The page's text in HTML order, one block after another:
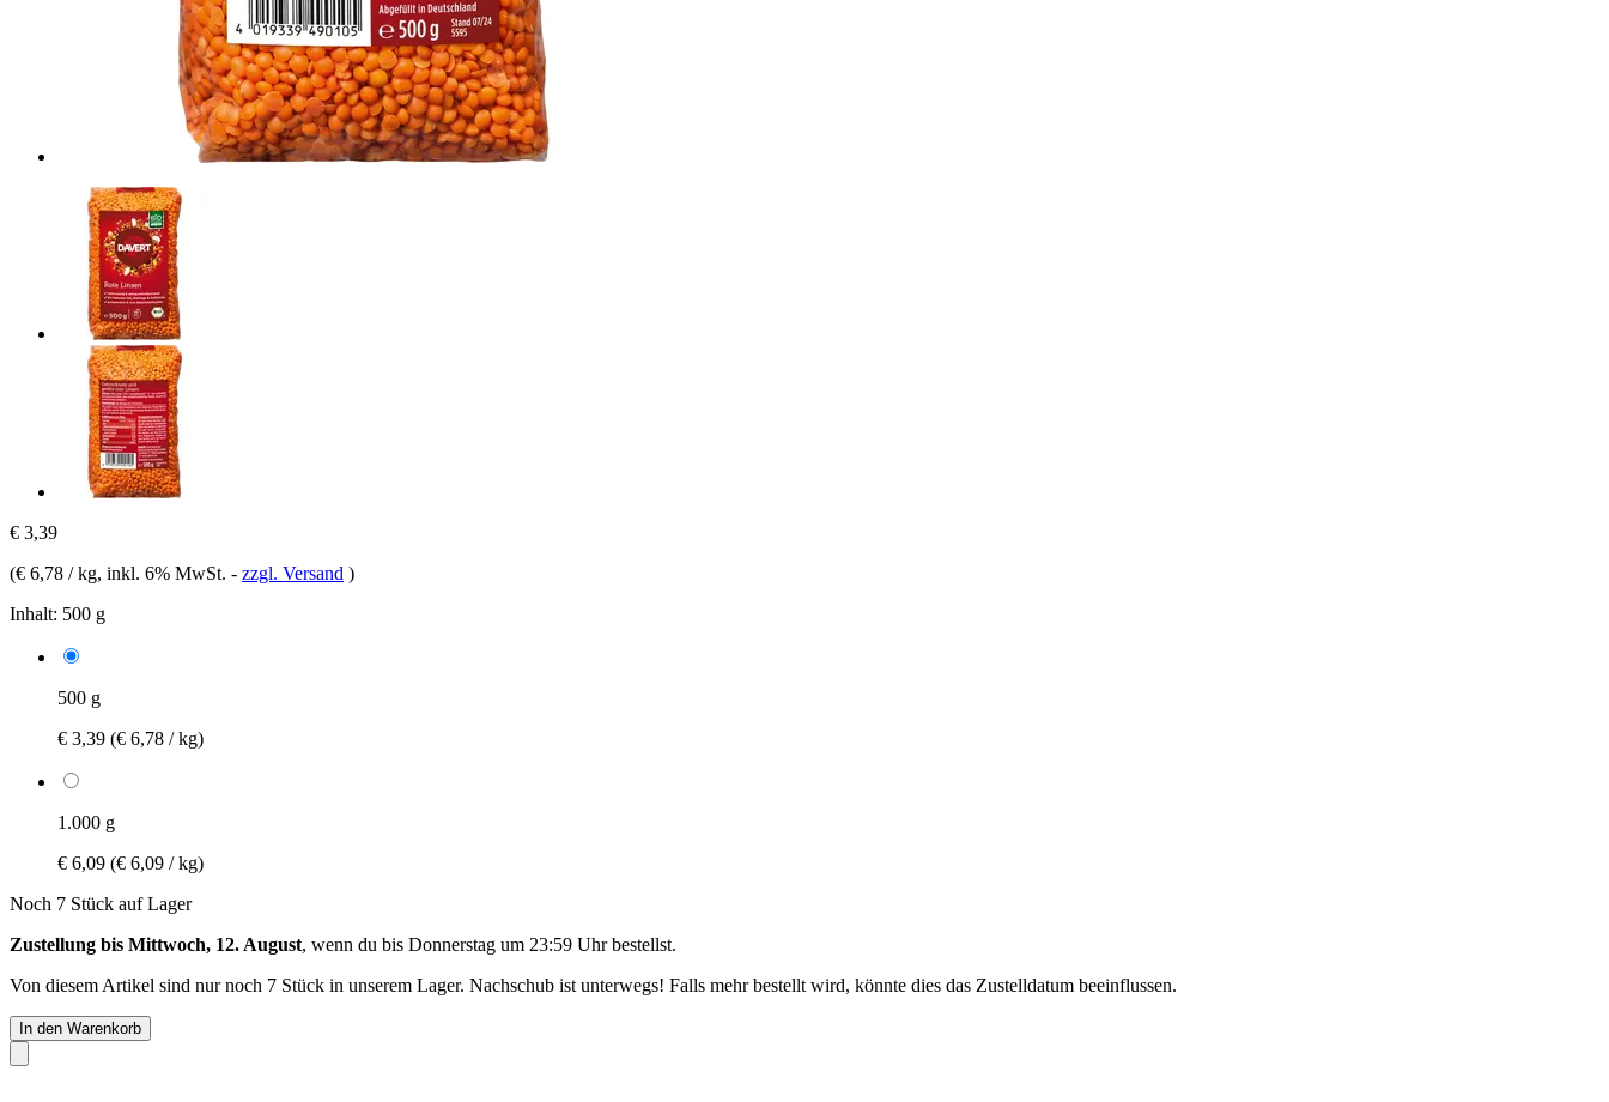
€ 3,39
(€ 6,78 / kg, inkl. 6% MwSt. - zzgl. Versand )
Inhalt: 500 g
500 g
€ 3,39 (€ 6,78 / kg)
1.000 g
€ 6,09 (€ 6,09 / kg)
Noch 7 Stück auf Lager
Zustellung bis Mittwoch, 12. August, wenn du bis Donnerstag um 23:59 Uhrbestellst.
Von diesem Artikel sind nur noch 7 Stück in unserem Lager. Nachschub ist unterwegs! Falls mehr bestellt wird, könnte dies das Zustelldatum beeinflussen.
In den Warenkorb